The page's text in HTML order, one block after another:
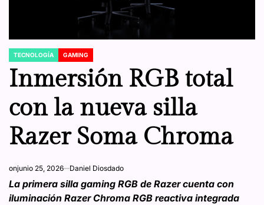
POSTED
IN
TECNOLOGÍA GAMING
Inmersión RGB total
con la nueva silla
Razer Soma Chroma
onjunio 25, 2026 Daniel Diosdado
La primera silla gaming RGB de Razer cuenta con
iluminación Razer Chroma RGB reactiva integrada